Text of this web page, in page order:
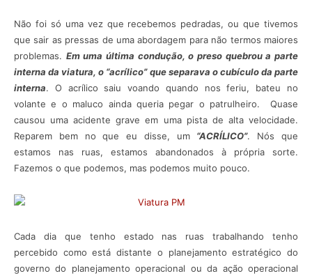
Não foi só uma vez que recebemos pedradas, ou que tivemos
que sair as pressas de uma abordagem para não termos maiores
problemas. Em uma última condução, o preso quebrou a parte
interna da viatura, o “acrílico” que separava o cubículo da parte
interna. O acrílico saiu voando quando nos feriu, bateu no
volante e o maluco ainda queria pegar o patrulheiro. Quase
causou uma acidente grave em uma pista de alta velocidade.
Reparem bem no que eu disse, um “ACRÍLICO”. Nós que
estamos nas ruas, estamos abandonados à própria sorte.
Fazemos o que podemos, mas podemos muito pouco.
Cada dia que tenho estado nas ruas trabalhando tenho
percebido como está distante o planejamento estratégico do
governo do planejamento operacional ou da ação operacional